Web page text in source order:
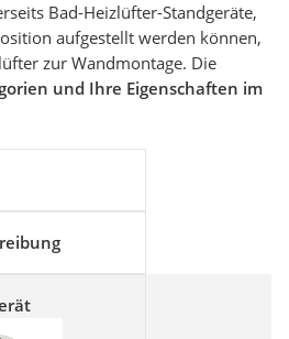
Bad-Heizlüfter-Standgeräte,
aufgestellt werden können,
zur Wandmontage. Die
und Ihre Eigenschaften im